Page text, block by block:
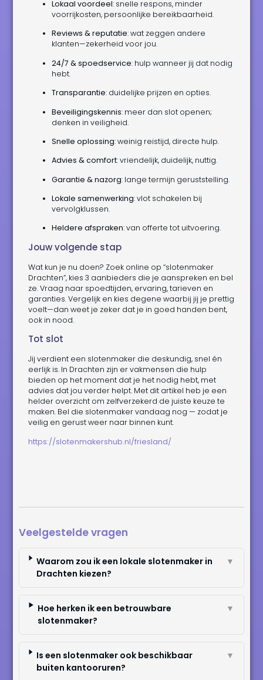
Lokaal voordeel: snelle respons, minder
voorrijkosten, persoonlijke bereikbaarheid.
Reviews & reputatie: wat zeggen andere
klanten—zekerheid voor jou.
24/7 & spoedservice: hulp wanneer jij dat nodig
hebt.
Transparantie: duidelijke prijzen en opties.
Beveiligingskennis: meer dan slot openen;
denken in veiligheid.
Snelle oplossing: weinig reistijd, directe hulp.
Advies & comfort: vriendelijk, duidelijk, nuttig.
Garantie & nazorg: lange termijn geruststelling.
Lokale samenwerking: vlot schakelen bij
vervolgklussen.
Heldere afspraken: van offerte tot uitvoering.
Jouw volgende stap
Wat kun je nu doen? Zoek online op “slotenmaker
Drachten”, kies 3 aanbieders die je aanspreken en bel
ze. Vraag naar spoedtijden, ervaring, tarieven en
garanties. Vergelijk en kies degene waarbij jij je prettig
voelt—dan weet je zeker dat je in goed handen bent,
ook in nood.
Tot slot
Jij verdient een slotenmaker die deskundig, snel én
eerlijk is. In Drachten zijn er vakmensen die hulp
bieden op het moment dat je het nodig hebt, met
advies dat jou verder helpt. Met dit artikel heb je een
helder overzicht om zelfverzekerd de juiste keuze te
maken. Bel die slotenmaker vandaag nog — zodat je
veilig en gerust weer naar binnen kunt.
https://slotenmakershub.nl/friesland/
Veelgestelde vragen
Waarom zou ik een lokale slotenmaker in
Drachten kiezen?
▼
Hoe herken ik een betrouwbare
slotenmaker?
▼
Is een slotenmaker ook beschikbaar
buiten kantooruren?
▼